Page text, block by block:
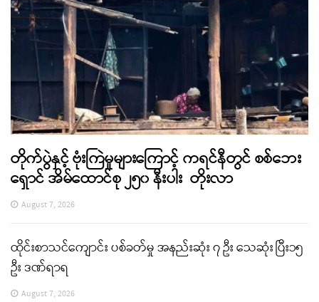
တိုက်ပွဲနှင့် ဗုံးကြဲမှုများကြောင့် ကရင်နီတွင် စစ်ဘေး
ရှောင် အိမ်ထောင်စု ၂၅၀ နီးပါး တိုးလာ
August 7, 2026
ထိုင်းစာသင်ကျောင်း ပစ်ခတ်မှု အနည်းဆုံး ၇ ဦး သေဆုံး ပြီး၁၅
ဦး ဒဏ်ရာရ
August 7, 2026